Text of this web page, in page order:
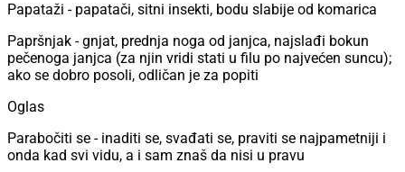
Papataži - papatači, sitni insekti, bodu slabije od komarica
Papršnjak - gnjat, prednja noga od janjca, najslađi bokun
pečenoga janjca (za njin vridi stati u filu po najvećen suncu);
ako se dobro posoli, odličan je za popiti
Oglas
Parabočiti se - inaditi se, svađati se, praviti se najpametniji i
onda kad svi vidu, a i sam znaš da nisi u pravu